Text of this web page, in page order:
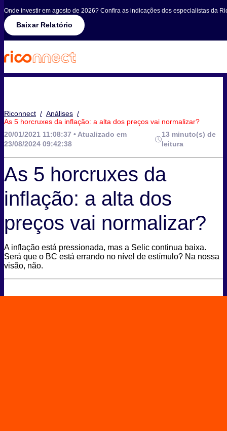
Onde investir em agosto de 2026? Confira as indicações dos especialistas da
Baixar Relatório
Riconnect / Análises /
As 5 horcruxes da inflação: a alta dos preços vai normalizar?
20/01/2021 11:08:37 • Atualizado em
23/08/2024 09:42:38
13 minuto(s) de
leitura
As 5 horcruxes da
inflação: a alta dos
preços vai normalizar?
A inflação está pressionada, mas a Selic continua baixa.
Será que o BC está errando no nível de estímulo? Na nossa
visão, não.